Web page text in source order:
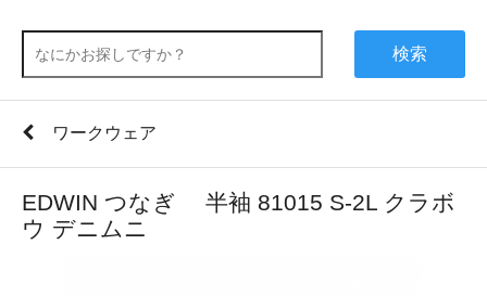
検索
ワークウェア
EDWIN つなぎ 半袖 81015 S-2L クラボ
ウ デニムニ